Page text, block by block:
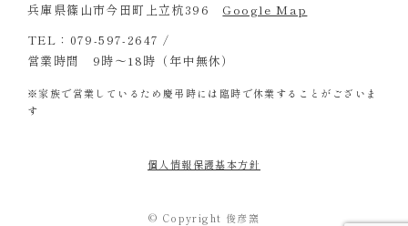
兵庫県篠山市今田町上立杭396
Google Map
TEL：079-597-2647 /
営業時間 9時～18時（年中無休）
※家族で営業しているため慶弔時には臨時で休業することがございま
す
個人情報保護基本方針
© Copyright 俊彦窯